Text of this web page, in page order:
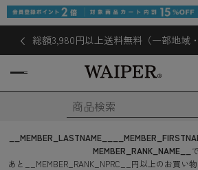
総額3,980円以上送料無料（一部地域
__MEMBER_LASTNAME__
MEMBER_RANK_NAME__
あと
__MEMBER_RANK_NPRC__ 円以上のお買い